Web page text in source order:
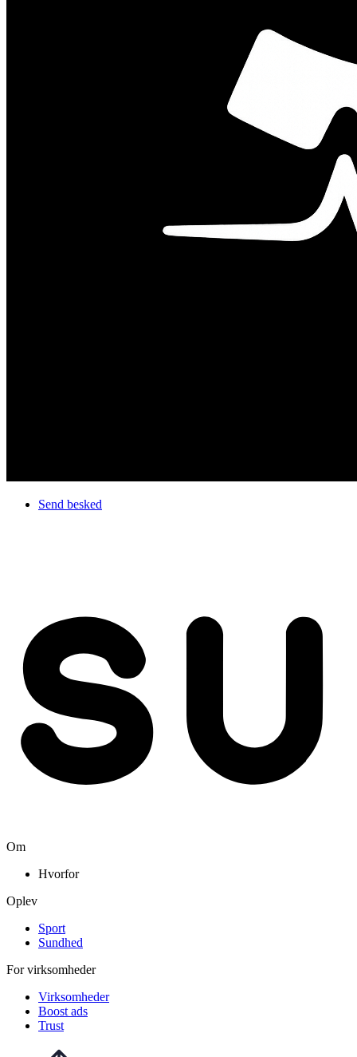
Send besked
Om
Hvorfor
Oplev
Sport
Sundhed
For virksomheder
Virksomheder
Boost ads
Trust